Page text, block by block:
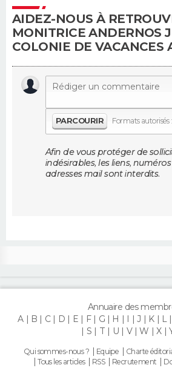
Dictionnaire
Biographies
Citations
Expressions
Proverbes
PROGRAMME TV
COPAINS D'AVANT
Se connecter
Entreprises
Service militaire
Avis de recherche
AVIS DE DÉCÈS
AIDEZ-NOUS À
MONITRICE ANDERNOS
COLONIE DE VACANCES
PARCOURIR Formats autorisés
Afin de vous protéger de
indésirables, les liens,
adresses mail sont interdits.
Annuaire des
A
B C D E F G H I J K L
S
T U V W X
Qui sommes-nous ? Equipe Charte
Tous les articles
RSS Recrutement